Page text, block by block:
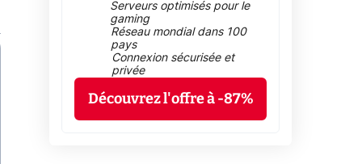
Serveurs optimisés pour le
gaming
Réseau mondial dans 100
pays
Connexion sécurisée et
privée
Découvrez l'offre à -87%